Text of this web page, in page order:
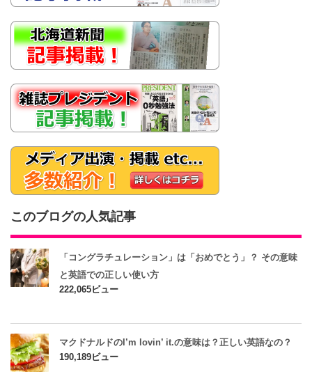
このブログの人気記事
「コングラチュレーション」は「おめでとう」？ その意味
と英語での正しい使い方
222,065ビュー
マクドナルドのI’m lovin’ it.の意味は？正しい英語なの？
190,189ビュー